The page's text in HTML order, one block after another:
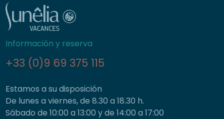
Información y reserva
+33 (0)9 69 375 115
Estamos a su disposición
De lunes a viernes, de 8.30 a 18.30 h.
Sábado de 10:00 a 13:00 y de 14:00 a 17:00